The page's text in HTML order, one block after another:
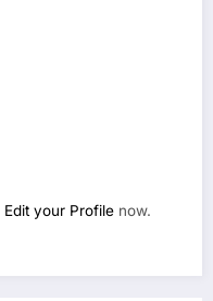
Edit your Profile now.